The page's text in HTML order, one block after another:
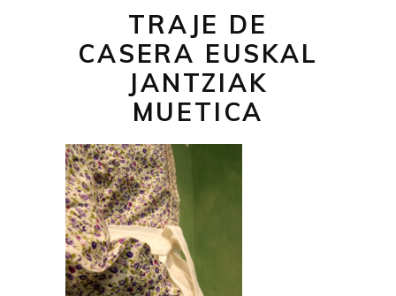
TRAJE DE
CASERA EUSKAL
JANTZIAK
MUETICA